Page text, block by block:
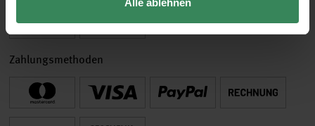
Alle ablehnen
Zahlungsmethoden